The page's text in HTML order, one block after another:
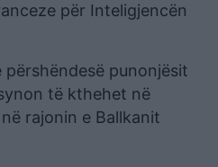
për Inteligjencën
punonjësit
të kthehet në
rajonin e Ballkanit